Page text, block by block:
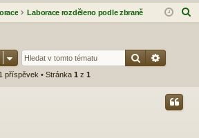
lá ist
Laborace rozděleno podle zbraně
Hledat
1 příspěvek • Stránka 1 z 1